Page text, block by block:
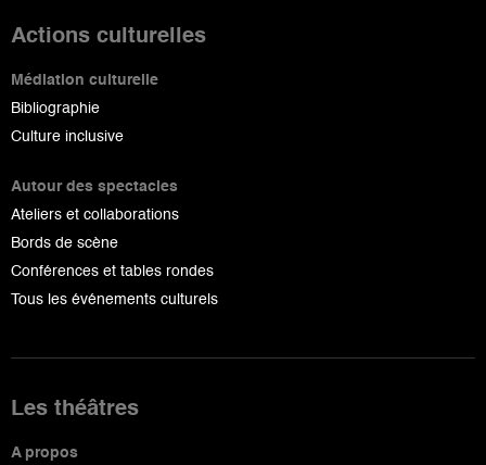
Actions culturelles
Médiation culturelle
Bibliographie
Culture inclusive
Autour des spectacles
Ateliers et collaborations
Bords de scène
Conférences et tables rondes
Tous les événements culturels
Les théâtres
A propos